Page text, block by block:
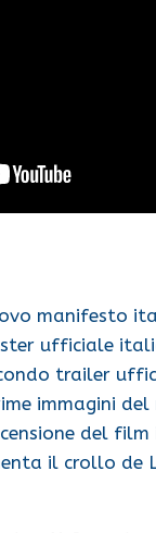
manifesto
ufficiale
trailer
immagini
del
il crollo de